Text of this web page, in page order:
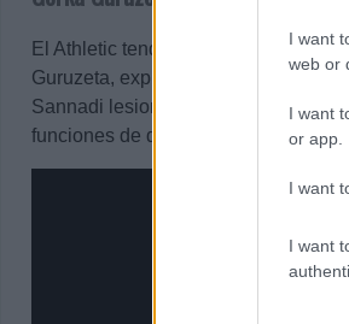
I want
web or
I want
or app.
I want
I want
El Athletic tendrá muchas bajas
Guruzeta, expulsado en el último
Sannadi lesionados, Unai Gómez
funciones de delantero, sin descartar